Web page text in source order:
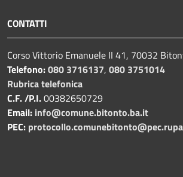
CONTATTI
Corso Vittorio Emanuele II 41, 70032
Telefono:080 3716137, 080 3751014
Rubrica telefonica
C.F. /P.I.00382650729
Email: info@comune.bitonto.ba.it
PEC: